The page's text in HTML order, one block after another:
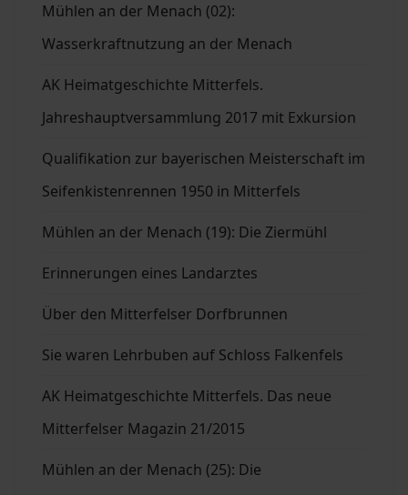
Mühlen an der Menach (02):
Wasserkraftnutzung an der Menach
AK Heimatgeschichte Mitterfels.
Jahreshauptversammlung 2017 mit Exkursion
Qualifikation zur bayerischen Meisterschaft im
Seifenkistenrennen 1950 in Mitterfels
Mühlen an der Menach (19): Die Ziermühl
Erinnerungen eines Landarztes
Über den Mitterfelser Dorfbrunnen
Sie waren Lehrbuben auf Schloss Falkenfels
AK Heimatgeschichte Mitterfels. Das neue
Mitterfelser Magazin 21/2015
Mühlen an der Menach (25): Die